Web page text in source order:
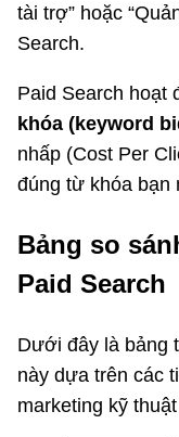
tài trợ” hoặc
Search.
Paid Search hoạt
khóa (keyword
nhấp (Cost Per
đúng từ khóa bạn
Bảng so
Paid Search
Dưới đây là bảng
này dựa trên các
marketing kỹ